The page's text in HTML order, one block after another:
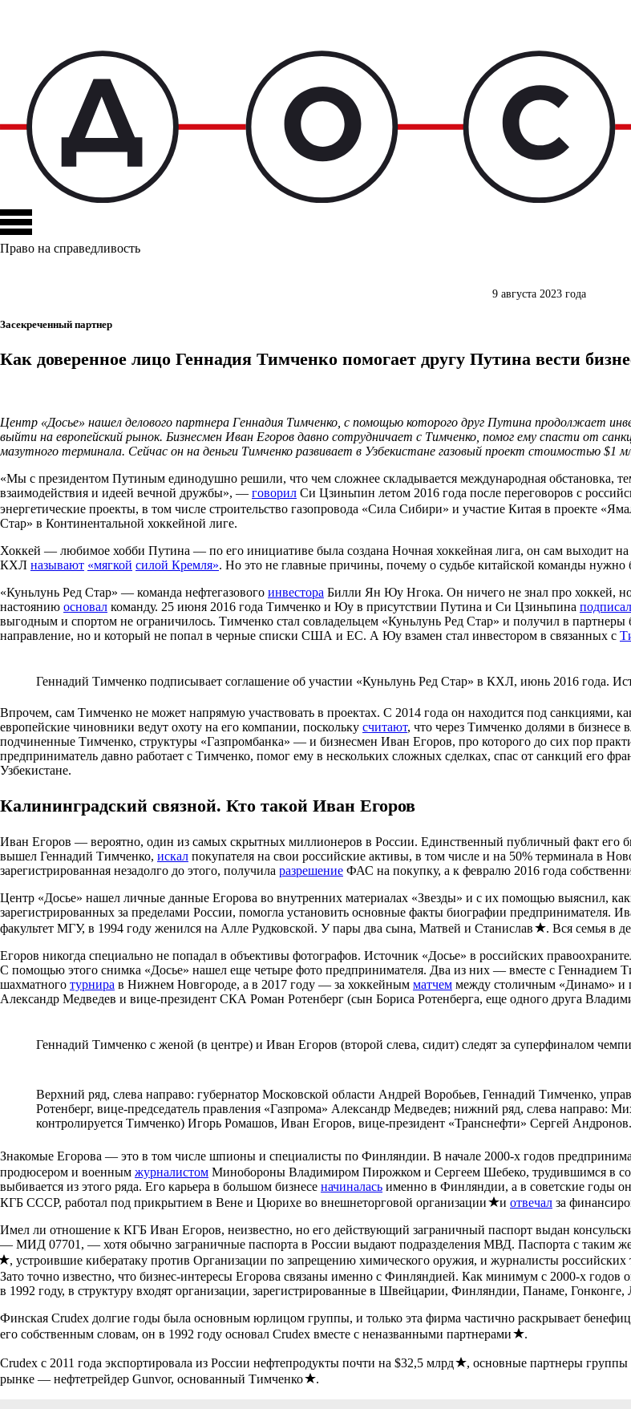
Право на справедливость
9 августа 2023 года
Засекреченный партнер
Как доверенное лицо Геннадия Тимченко помогает другу Путина вести
Центр «Досье» нашел делового партнера Геннадия Тимченко, с помощью которого друг Путина продолжает
выйти на европейский рынок. Бизнесмен Иван Егоров давно сотрудничает с Тимченко, помог ему спасти от
мазутного терминала. Сейчас он на деньги Тимченко развивает в Узбекистане газовый проект стоимостью $1
«Мы с президентом Путиным единодушно решили, что чем сложнее складывается международная обстановка,
взаимодействия и идеей вечной дружбы», — говорил Си Цзиньпин летом 2016 года после переговоров с
энергетические проекты, в том числе строительство газопровода «Сила Сибири» и участие Китая в проекте
Стар» в Континентальной хоккейной лиге.
Хоккей — любимое хобби Путина — по его инициативе была создана Ночная хоккейная лига, он сам выходит на
КХЛ называют «мягкой силой Кремля». Но это не главные причины, почему о судьбе китайской команды нужно
«Куньлунь Ред Стар» — команда нефтегазового инвестора Билли Ян Юу Нгока. Он ничего не знал про хоккей,
настоянию основал команду. 25 июня 2016 года Тимченко и Юу в присутствии Путина и Си Цзиньпина
выгодным и спортом не ограничилось. Тимченко стал совладельцем «Куньлунь Ред Стар» и получил в партнеры
направление, но и который не попал в черные списки США и ЕС. А Юу взамен стал инвестором в связанных с
Геннадий Тимченко подписывает соглашение об участии «Куньлунь Ред Стар» в КХЛ, июнь 2016 года.
Впрочем, сам Тимченко не может напрямую участвовать в проектах. С 2014 года он находится под
европейские чиновники ведут охоту на его компании, поскольку считают, что через Тимченко долями в
подчиненные Тимченко, структуры «Газпромбанка» — и бизнесмен Иван Егоров, про которого до сих пор
предприниматель давно работает с Тимченко, помог ему в нескольких сложных сделках, спас от санкций его
Узбекистане.
Калининградский связной. Кто такой Иван Егоров
Иван Егоров — вероятно, один из самых скрытных миллионеров в России. Единственный публичный факт его
вышел Геннадий Тимченко, искал покупателя на свои российские активы, в том числе и на 50% терминала в
зарегистрированная незадолго до этого, получила разрешение ФАС на покупку, а к февралю 2016 года
Центр «Досье» нашел личные данные Егорова во внутренних материалах «Звезды» и с их помощью выяснил,
зарегистрированных за пределами России, помогла установить основные факты биографии предпринимателя.
факультет МГУ, в 1994 году женился на Алле Рудковской. У пары два сына, Матвей и Станислав
. Вся семья в
Егоров никогда специально не попадал в объективы фотографов. Источник «Досье» в российских
С помощью этого снимка «Досье» нашел еще четыре фото предпринимателя. Два из них — вместе с Геннадием
шахматного турнира в Нижнем Новгороде, а в 2017 году — за хоккейным матчем между столичным «Динамо» и
Александр Медведев и вице-президент СКА Роман Ротенберг (сын Бориса Ротенберга, еще одного друга
Геннадий Тимченко с женой (в центре) и Иван Егоров (второй слева, сидит) следят за суперфиналом
Верхний ряд, слева направо: губернатор Московской области Андрей Воробьев, Геннадий Тимченко,
Ротенберг, вице-председатель правления «Газпрома» Александр Медведев; нижний ряд, слева направо:
контролируется Тимченко) Игорь Ромашов, Иван Егоров, вице-президент «Транснефти» Сергей
Знакомые Егорова — это в том числе шпионы и специалисты по Финляндии. В начале 2000-х годов
продюсером и военным журналистом Минобороны Владимиром Пирожком и Сергеем Шебеко, трудившимся в
выбивается из этого ряда. Его карьера в большом бизнесе начиналась именно в Финляндии, а в советские годы
КГБ СССР, работал под прикрытием в Вене и Цюрихе во внешнеторговой организации
и отвечал за
Имел ли отношение к КГБ Иван Егоров, неизвестно, но его действующий заграничный паспорт выдан
— МИД 07701, — хотя обычно заграничные паспорта в России выдают подразделения МВД. Паспорта с таким же
, устроившие кибератаку против Организации по запрещению химического оружия, и журналисты
Зато точно известно, что бизнес-интересы Егорова связаны именно с Финляндией. Как минимум с 2000-х
в 1992 году, в структуру входят организации, зарегистрированные в Швейцарии, Финляндии, Панаме,
Финская Crudex долгие годы была основным юрлицом группы, и только эта фирма частично раскрывает
его собственным словам, он в 1992 году основал Crudex вместе с неназванными партнерами
.
Crudex с 2011 года экспортировала из России нефтепродукты почти на $32,5 млрд
, основные партнеры
рынке — нефтетрейдер Gunvor, основанный Тимченко
.